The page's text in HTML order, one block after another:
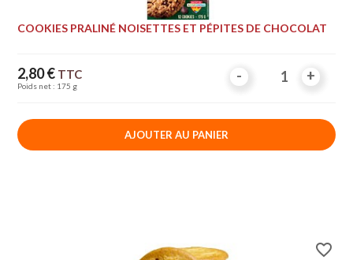
COOKIES PRALINÉ NOISETTES ET PÉPITES DE CHOCOLAT
Prix
2,80 € TTC
Poids net : 175 g
- +
- +
AJOUTER AU PANIER
favorite_border